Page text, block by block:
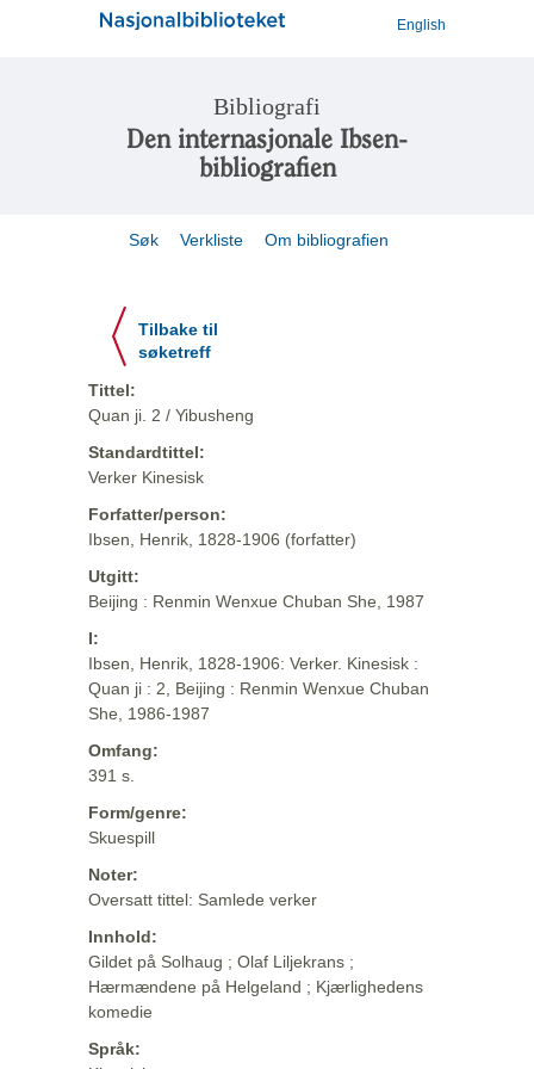
English
Bibliografi
Den internasjonale Ibsen-
bibliografien
Søk Verkliste Om bibliografien
Tilbake til
søketreff
Tittel:
Quan ji. 2 / Yibusheng
Standardtittel:
Verker Kinesisk
Forfatter/person:
Ibsen, Henrik, 1828-1906 (forfatter)
Utgitt:
Beijing : Renmin Wenxue Chuban She, 1987
I:
Ibsen, Henrik, 1828-1906: Verker. Kinesisk :
Quan ji : 2, Beijing : Renmin Wenxue Chuban
She, 1986-1987
Omfang:
391 s.
Form/genre:
Skuespill
Noter:
Oversatt tittel: Samlede verker
Innhold:
Gildet på Solhaug ; Olaf Liljekrans ;
Hærmændene på Helgeland ; Kjærlighedens
komedie
Språk: